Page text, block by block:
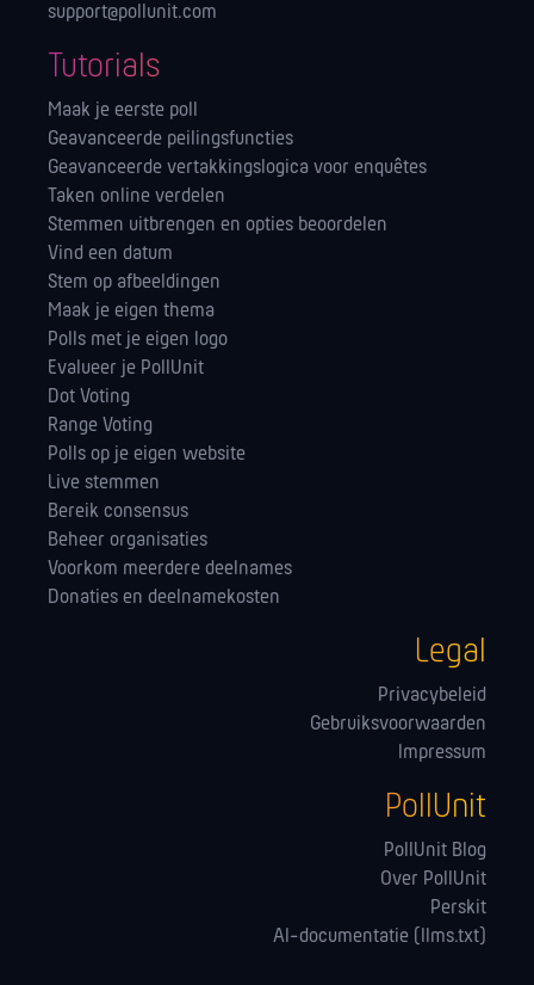
support@pollunit.com
Tutorials
Maak je eerste poll
Geavanceerde peilingsfuncties
Geavanceerde vertakkingslogica voor enquêtes
Taken online verdelen
Stemmen uitbrengen en opties beoordelen
Vind een datum
Stem op afbeeldingen
Maak je eigen thema
Polls met je eigen logo
Evalueer je PollUnit
Dot Voting
Range Voting
Polls op je eigen website
Live stemmen
Bereik consensus
Beheer organisaties
Voorkom meerdere deelnames
Donaties en deelnamekosten
Legal
Privacybeleid
Gebruiksvoorwaarden
Impressum
PollUnit
PollUnit Blog
Over PollUnit
Perskit
AI-documentatie (llms.txt)